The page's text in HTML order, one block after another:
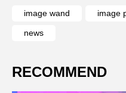
image wand image
news
RECOMMEND